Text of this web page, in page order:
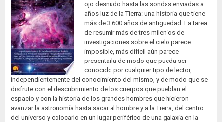
ojo desnudo hasta las sondas enviadas a
años luz de la Tierra: una historia que tiene
más de 3.600 años de antigüedad. La tarea
de resumir más de tres milenios de
investigaciones sobre el cielo parece
imposible, más difícil aún parece
presentarla de modo que pueda ser
conocido por cualquier tipo de lector,
independientemente del conocimiento del mismo, y de modo que se
disfrute con el descubrimiento de los cuerpos que pueblan el
espacio y con la historia de los grandes hombres que hicieron
avanzar la astronomía hasta sacar al hombre y a la Tierra, del centro
del universo y colocarlo en un lugar periférico de una galaxia en la